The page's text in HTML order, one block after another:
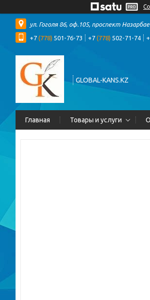
ул. Гоголя 86, оф.105, проспект
+7 (778) 501-76-73 +7 (778) 502-71-74
GLOBAL-KANS.KZ
Главная Товары и услуги